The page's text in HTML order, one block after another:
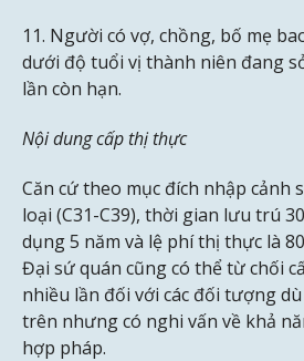
11. Người có vợ, chồng, bố mẹ
dưới độ tuổi vị thành niên đang
lần còn hạn.
Nội dung cấp thị thực
Căn cứ theo mục đích nhập cảnh
loại (C31-C39), thời gian lưu trú
dụng 5 năm và lệ phí thị thực là
Đại sứ quán cũng có thể từ chối
nhiều lần đối với các đối tượng
trên nhưng có nghi vấn về khả
hợp pháp.